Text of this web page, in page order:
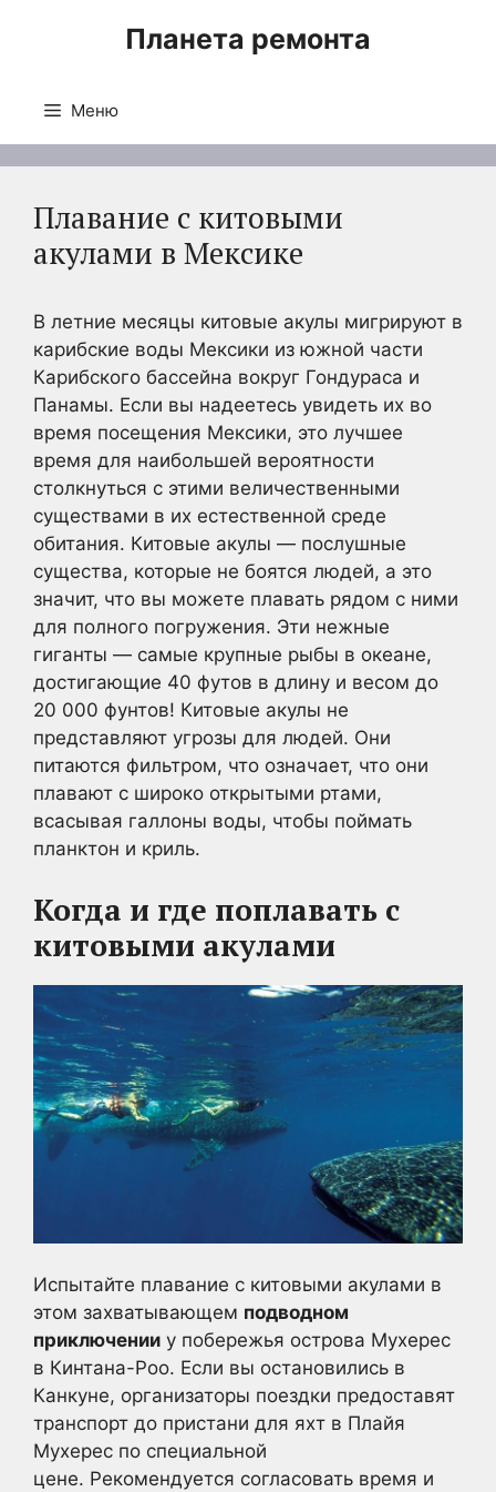
Планета ремонта
Меню
Плавание с китовыми
акулами в Мексике
В летние месяцы китовые акулы мигрируют в
карибские воды Мексики из южной части
Карибского бассейна вокруг Гондураса и
Панамы. Если вы надеетесь увидеть их во
время посещения Мексики, это лучшее
время для наибольшей вероятности
столкнуться с этими величественными
существами в их естественной среде
обитания. Китовые акулы — послушные
существа, которые не боятся людей, а это
значит, что вы можете плавать рядом с ними
для полного погружения. Эти нежные
гиганты — самые крупные рыбы в океане,
достигающие 40 футов в длину и весом до
20 000 фунтов! Китовые акулы не
представляют угрозы для людей. Они
питаются фильтром, что означает, что они
плавают с широко открытыми ртами,
всасывая галлоны воды, чтобы поймать
планктон и криль.
Когда и где поплавать с
китовыми акулами
Испытайте плавание с китовыми акулами в
этом захватывающем подводном
приключении у побережья острова Мухерес
в Кинтана-Роо. Если вы остановились в
Канкуне, организаторы поездки предоставят
транспорт до пристани для яхт в Плайя
Мухерес по специальной
цене. Рекомендуется согласовать время и